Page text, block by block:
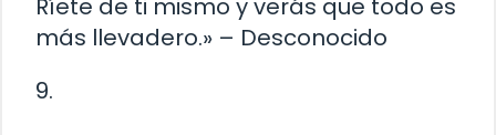
Ríete de ti mismo y verás que todo es
más llevadero.» – Desconocido
9.